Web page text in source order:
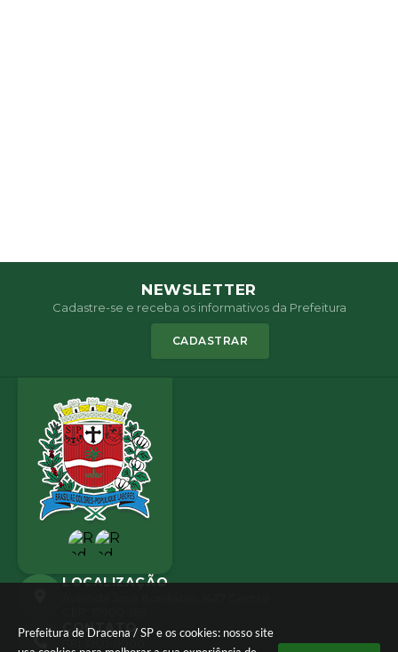
Prefeitura de Dracena / SP e os cookies: nosso site
NEWSLETTER
Cadastre-se e receba os informativos da Prefeitura
CADASTRAR
LOCALIZAÇÃO
CONTATO